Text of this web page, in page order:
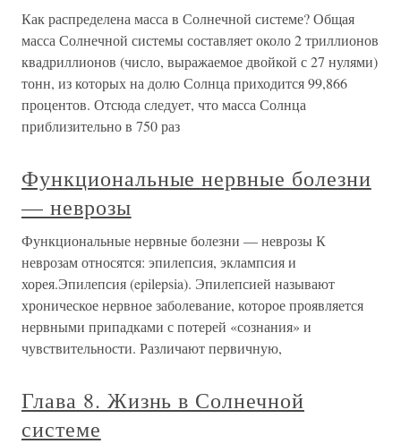
Как распределена масса в Солнечной системе? Общая
масса Солнечной системы составляет около 2 триллионов
квадриллионов (число, выражаемое двойкой с 27 нулями)
тонн, из которых на долю Солнца приходится 99,866
процентов. Отсюда следует, что масса Солнца
приблизительно в 750 раз
Функциональные нервные болезни
— неврозы
Функциональные нервные болезни — неврозы К
неврозам относятся: эпилепсия, эклампсия и
хорея.Эпилепсия (epilеpsia). Эпилепсией называют
хроническое нервное заболевание, которое проявляется
нервными припадками с потерей «сознания» и
чувствительности. Различают первичную,
Глава 8. Жизнь в Солнечной
системе